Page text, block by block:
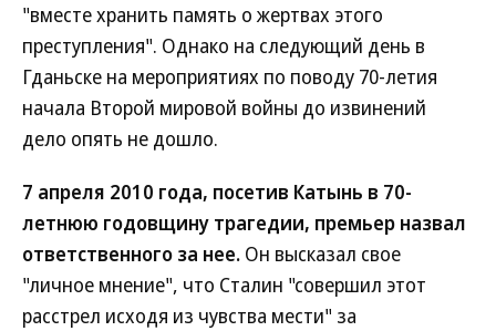
"вместе хранить память о жертвах этого
преступления". Однако на следующий день в
Гданьске на мероприятиях по поводу 70-летия
начала Второй мировой войны до извинений
дело опять не дошло.
7 апреля 2010 года, посетив Катынь в 70-
летнюю годовщину трагедии, премьер назвал
ответственного за нее. Он высказал свое
"личное мнение", что Сталин "совершил этот
расстрел исходя из чувства мести" за